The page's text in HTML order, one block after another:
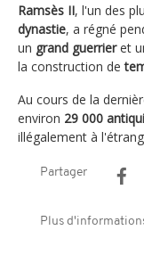
Ramsès II, l'un des
dynastie, a régné
un grand guerrieret
la construction de
Au cours de la
environ 29 000
illégalement à
Partager
Plus